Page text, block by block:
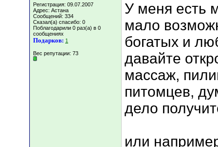
Регистрация: 09.07.2007
Адрес: Астана
Сообщений: 334
Сказал(а) спасибо: 0
Поблагодарили 0 раз(а) в 0
сообщениях
Подарков: 1
Вес репутации: 73
У меня есть
мало
богатых и
давайте
массаж,
питомцев,
дело
или